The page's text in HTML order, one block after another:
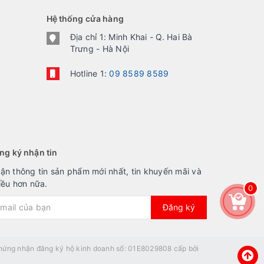
Hệ thống cửa hàng
Địa chỉ 1: Minh Khai - Q. Hai Bà
Trưng - Hà Nội
Hotline 1:09 8589 8589
ký nhận tin
thông tin sản phẩm mới nhất, tin khuyến mãi và
hơn nữa.
Đăng ký
nhận đăng ký hộ kinh doanh số: 01E8029808 cấp bởi
0